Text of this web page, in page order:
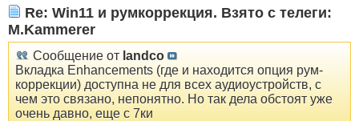
Re: Win11 и румкоррекция. Взято с телеги:
M.Kammerer
Сообщение от landco
Вкладка Enhancements (где и находится опция рум-
коррекции) доступна не для всех аудиоустройств, с
чем это связано, непонятно. Но так дела обстоят уже
очень давно, еще с 7ки